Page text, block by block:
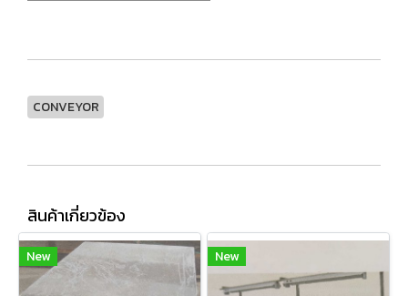
CONVEYOR
สินค้าเกี่ยวข้อง
New New